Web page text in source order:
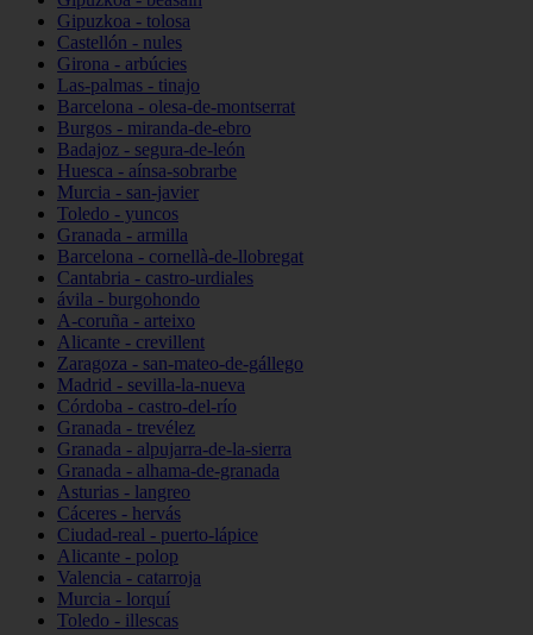
Gipuzkoa - tolosa
Castellón - nules
Girona - arbúcies
Las-palmas - tinajo
Barcelona - olesa-de-montserrat
Burgos - miranda-de-ebro
Badajoz - segura-de-león
Huesca - aínsa-sobrarbe
Murcia - san-javier
Toledo - yuncos
Granada - armilla
Barcelona - cornellà-de-llobregat
Cantabria - castro-urdiales
ávila - burgohondo
A-coruña - arteixo
Alicante - crevillent
Zaragoza - san-mateo-de-gállego
Madrid - sevilla-la-nueva
Córdoba - castro-del-río
Granada - trevélez
Granada - alpujarra-de-la-sierra
Granada - alhama-de-granada
Asturias - langreo
Cáceres - hervás
Ciudad-real - puerto-lápice
Alicante - polop
Valencia - catarroja
Murcia - lorquí
Toledo - illescas